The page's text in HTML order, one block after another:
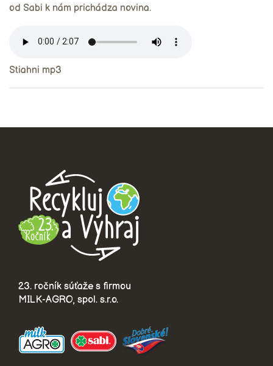
od Sabi k nám prichádza novina.
Stiahni mp3
23. ročník súťaže s firmou
MILK-AGRO, spol. s.r.o.